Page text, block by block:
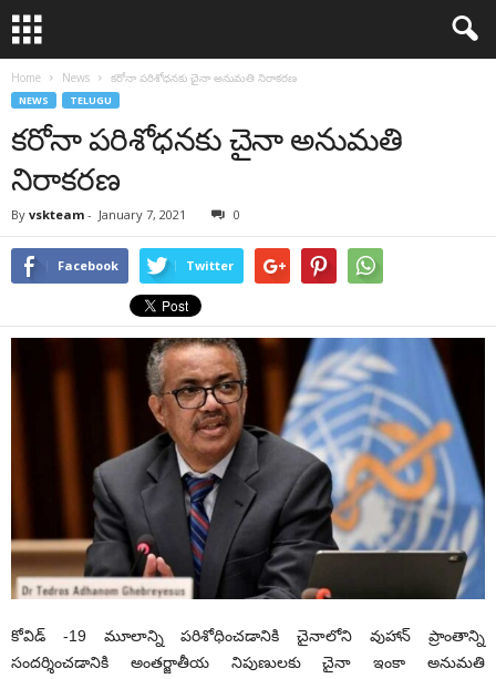
Home News క‌రోనా ప‌రిశోధ‌న‌కు చైనా అనుమ‌తి నిరాక‌ర‌ణ‌
NEWS TELUGU
క‌రోనా ప‌రిశోధ‌న‌కు చైనా అనుమ‌తి
నిరాక‌ర‌ణ‌
By vskteam - January 7, 2021 0
Facebook Twitter
కోవిడ్ -19 మూలాన్ని పరిశోధించడానికి చైనాలోని వుహాన్ ప్రాంతాన్ని
సందర్శించడానికి అంతర్జాతీయ నిపుణులకు చైనా ఇంకా అనుమతి